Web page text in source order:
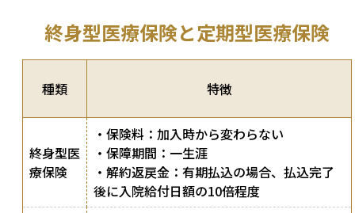
種類 特徴
終身型医
療保険
・保険料：加入時から変わらない
・保障期間：一生涯
・解約返戻金：有期払込の場合、払込完了
後に入院給付日額の10倍程度
終身型医療保険と定期型医療保険